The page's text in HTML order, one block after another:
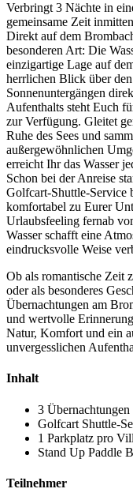
Verbringt 3 Nächte in
gemeinsame Zeit
Direkt auf dem
besonderen Art: Die
einzigartige Lage auf
herrlichen Blick über
Sonnenuntergängen
Aufenthalts steht Euch
zur Verfügung. Gleitet
Ruhe des Sees und
außergewöhnlichen
erreicht Ihr das Wasser
Schon bei der Anreise
Golfcart-Shuttle-Service
komfortabel zu Eurer
Urlaubsfeeling fernab
Wasser schafft eine
eindrucksvolle Weise
Ob als romantische Zeit
oder als besonderes
Übernachtungen am
und wertvolle
Natur, Komfort und ein
unvergesslichen
Inhalt
3
Golfcart Shuttle-
1 Parkplatz pro
Stand Up Paddle
Teilnehmer